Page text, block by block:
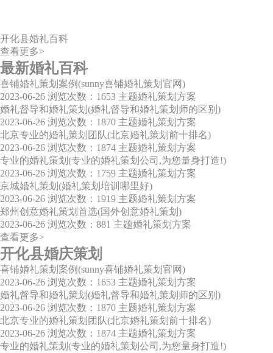
开化县婚礼百科
查看更多>
最新婚礼百科
喜铺婚礼策划案例(sunny喜铺婚礼策划官网)
2023-06-26 浏览次数：1653 主题婚礼策划方案
婚礼督导和婚礼策划(婚礼督导和婚礼策划师的区别)
2023-06-26 浏览次数：1870 主题婚礼策划方案
北京专业的婚礼策划团队(北京婚礼策划前十排名)
2023-06-26 浏览次数：1874 主题婚礼策划方案
专业的婚礼策划(专业的婚礼策划公司,为您量身打造!)
2023-06-26 浏览次数：1759 主题婚礼策划方案
京城婚礼策划(婚礼策划培训哪里好)
2023-06-26 浏览次数：1919 主题婚礼策划方案
郑州创意婚礼策划首选(国外创意婚礼策划)
2023-06-26 浏览次数：881 主题婚礼策划方案
查看更多>
开化县婚庆策划
喜铺婚礼策划案例(sunny喜铺婚礼策划官网)
2023-06-26 浏览次数：1653 主题婚礼策划方案
婚礼督导和婚礼策划(婚礼督导和婚礼策划师的区别)
2023-06-26 浏览次数：1870 主题婚礼策划方案
北京专业的婚礼策划团队(北京婚礼策划前十排名)
2023-06-26 浏览次数：1874 主题婚礼策划方案
专业的婚礼策划(专业的婚礼策划公司,为您量身打造!)